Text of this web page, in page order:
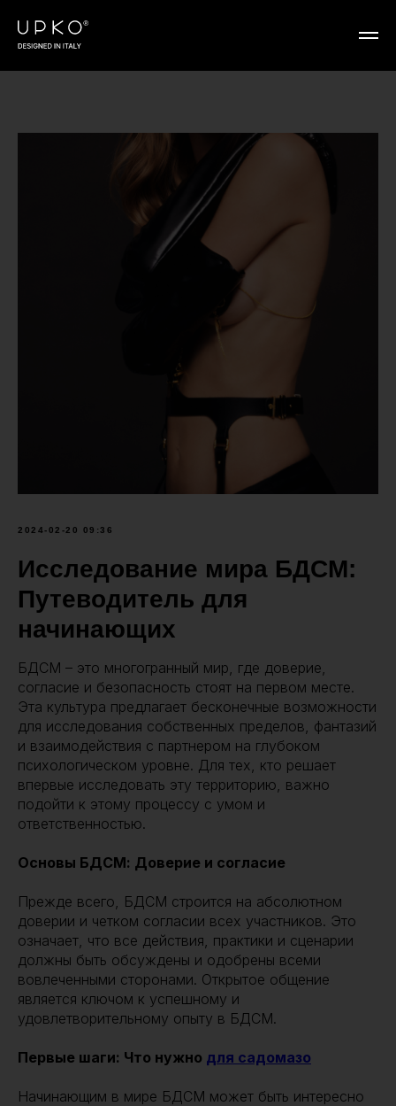
2024-02-20 09:36
Исследование мира БДСМ:
Путеводитель для
начинающих
БДСМ – это многогранный мир, где доверие,
согласие и безопасность стоят на первом месте.
Эта культура предлагает бесконечные возможности
для исследования собственных пределов, фантазий
и взаимодействия с партнером на глубоком
психологическом уровне. Для тех, кто решает
впервые исследовать эту территорию, важно
подойти к этому процессу с умом и
ответственностью.
Основы БДСМ: Доверие и согласие
Прежде всего, БДСМ строится на абсолютном
доверии и четком согласии всех участников. Это
означает, что все действия, практики и сценарии
должны быть обсуждены и одобрены всеми
вовлеченными сторонами. Открытое общение
является ключом к успешному и
удовлетворительному опыту в БДСМ.
Первые шаги: Что нужно для садомазо
Начинающим в мире БДСМ может быть интересно